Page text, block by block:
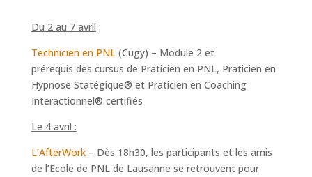
Du 2 au 7 avril :
Technicien en PNL (Cugy) – Module 2 et
prérequis des cursus de Praticien en PNL, Praticien en
Hypnose Statégique® et Praticien en Coaching
Interactionnel® certifiés
Le 4 avril :
L’AfterWork – Dès 18h30, les participants et les amis
de l’Ecole de PNL de Lausanne se retrouvent pour